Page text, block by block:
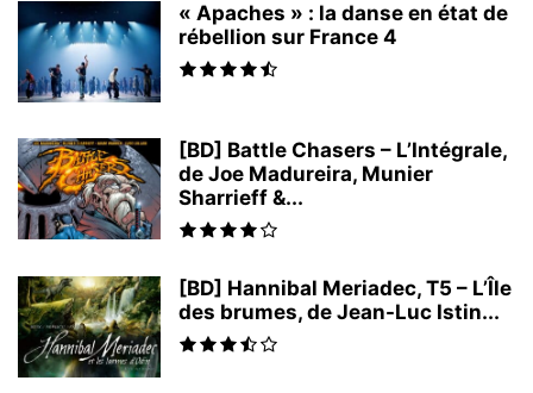
« Apaches » : la danse en état de
rébellion sur France 4
[BD] Battle Chasers – L’Intégrale,
de Joe Madureira, Munier
Sharrieff &...
[BD] Hannibal Meriadec, T5 – L’Île
des brumes, de Jean-Luc Istin...